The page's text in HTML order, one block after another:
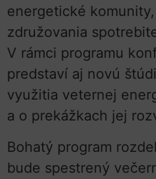
energetické
združovania
V rámci programu
predstaví aj novú
využitia veternej
a o prekážkach jej
Bohatý program
bude spestrený